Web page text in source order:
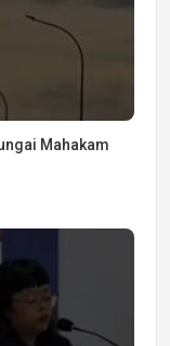
Mahakam